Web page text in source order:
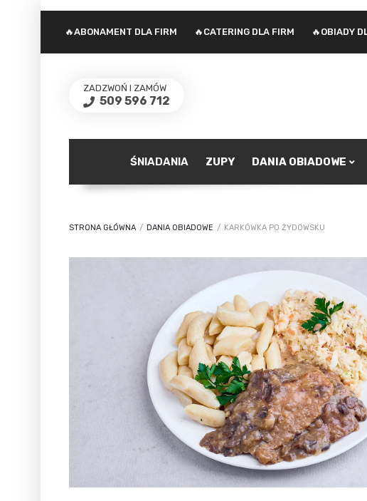
🔥ABONAMENT DLA FIRM 🔥CATERING DLA FIRM 🔥OBIADY
ZADZWOŃ I ZAMÓW
509 596 712
Nie
ŚNIADANIA ZUPY DANIA OBIADOWE
STRONA GŁÓWNA / DANIA OBIADOWE / KARKÓWKA PO ŻYDOWSKU